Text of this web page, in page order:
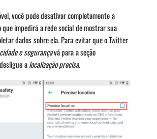
você pode desativar completamente a
que impedirá a rede social de mostrar sua
dados sobre ela. Para evitar que o Twitter
e segurançavá para a seção
alocalização precisa.